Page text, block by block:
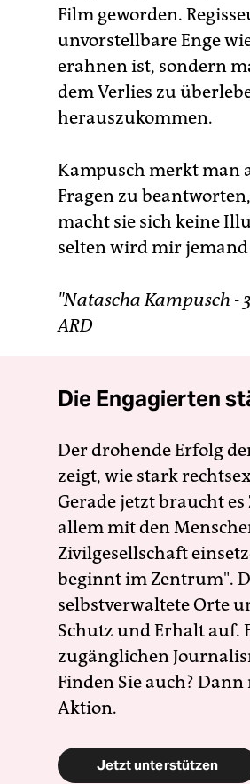
Film geworden.
unvorstellbare Enge
erahnen ist, sondern
dem Verlies zu
herauszukommen.
Kampusch merkt man
Fragen zu
macht sie sich keine
selten wird mir
"Natascha Kampusch -
ARD
Die Engagierten
Der drohende Erfolg
zeigt, wie stark
Gerade jetzt braucht
allem mit den
Zivilgesellschaft
beginnt im Zentrum".
selbstverwaltete Orte
Schutz und Erhalt auf.
zugänglichen
Finden Sie auch?
Aktion.
Jetzt unterstützen